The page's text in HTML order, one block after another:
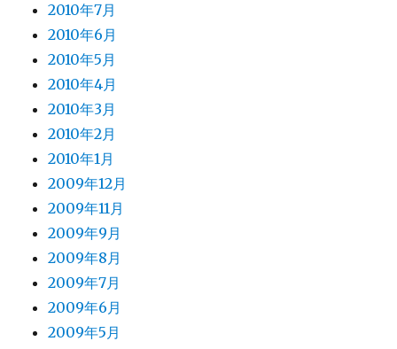
2010年7月
2010年6月
2010年5月
2010年4月
2010年3月
2010年2月
2010年1月
2009年12月
2009年11月
2009年9月
2009年8月
2009年7月
2009年6月
2009年5月